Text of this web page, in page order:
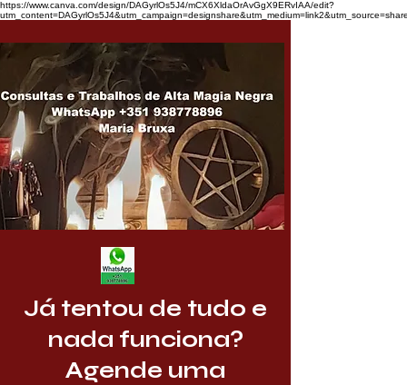
https://www.canva.com/design/DAGyrlOs5J4/mCX6XldaOrAvGgX9ERvIAA/edit?
Já tentou de tudo e
nada funciona?
Agende uma